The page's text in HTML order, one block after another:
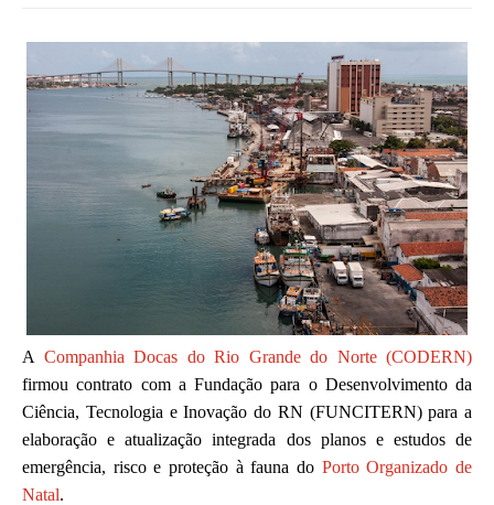
A Companhia Docas do Rio Grande do Norte (CODERN)
firmou contrato com a Fundação para o Desenvolvimento da
Ciência, Tecnologia e Inovação do RN (FUNCITERN) para a
elaboração e atualização integrada dos planos e estudos de
emergência, risco e proteção à fauna do Porto Organizado de
Natal.